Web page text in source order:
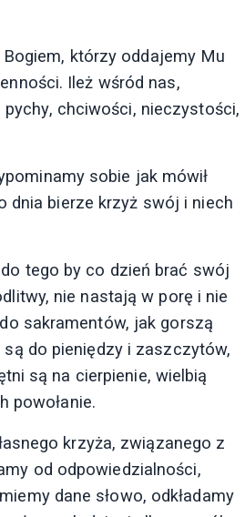
którzy oddajemy Mu
Ileż wśród nas,
chciwości, nieczystości,
sobie jak mówił
dnia bierze krzyż swój i niech
tego by co dzień brać swój
nie nastają w porę i nie
sakramentów, jak gorszą
do pieniędzy i zaszczytów,
są na cierpienie, wielbią
powołanie.
krzyża, związanego z
od odpowiedzialności,
dane słowo, odkładamy